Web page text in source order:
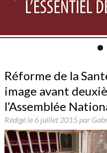
Previous
Réforme de la
image avant
l’Assemblée
Rédigé le 6 juillet 2015par